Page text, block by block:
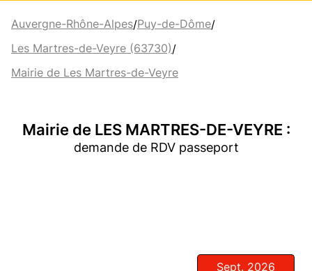
Auvergne-Rhône-Alpes/Puy-de-Dôme/
Les Martres-de-Veyre (63730)/
Mairie de Les Martres-de-Veyre
Mairie de LES MARTRES-DE-VEYRE :
demande de RDV passeport
Sept. 2026